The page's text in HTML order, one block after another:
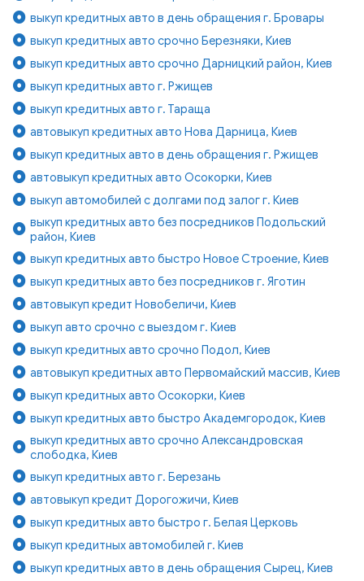
выкуп кредитных авто в день обращения г. Бровары
выкуп кредитных авто срочно Березняки, Киев
выкуп кредитных авто срочно Дарницкий район, Киев
выкуп кредитных авто г. Ржищев
выкуп кредитных авто г. Тараща
автовыкуп кредитных авто Нова Дарница, Киев
выкуп кредитных авто в день обращения г. Ржищев
автовыкуп кредитных авто Осокорки, Киев
выкуп автомобилей с долгами под залог г. Киев
выкуп кредитных авто без посредников Подольский
район, Киев
выкуп кредитных авто быстро Новое Строение, Киев
выкуп кредитных авто без посредников г. Яготин
автовыкуп кредит Новобеличи, Киев
выкуп авто срочно с выездом г. Киев
выкуп кредитных авто срочно Подол, Киев
автовыкуп кредитных авто Первомайский массив, Киев
выкуп кредитных авто Осокорки, Киев
выкуп кредитных авто быстро Академгородок, Киев
выкуп кредитных авто срочно Александровская
слободка, Киев
выкуп кредитных авто г. Березань
автовыкуп кредит Дорогожичи, Киев
выкуп кредитных авто быстро г. Белая Церковь
выкуп кредитных автомобилей г. Киев
выкуп кредитных авто в день обращения Сырец, Киев